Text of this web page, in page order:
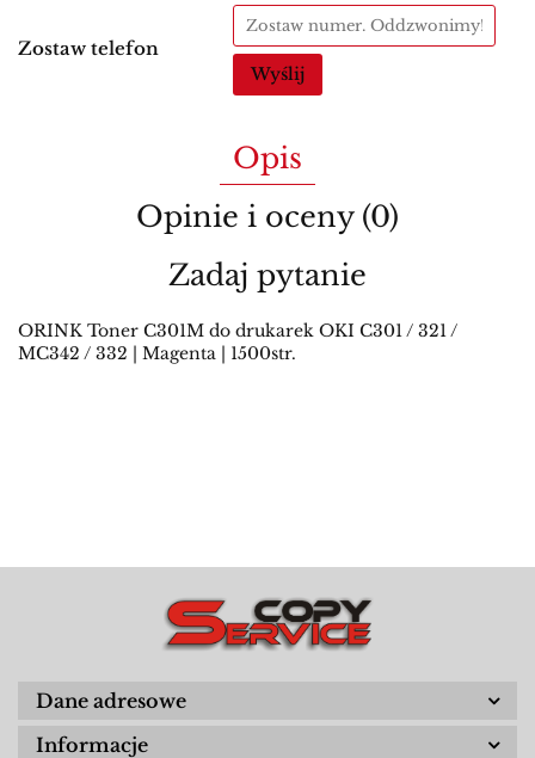
Zostaw telefon
Wyślij
Opis
Opinie i oceny (0)
Zadaj pytanie
ORINK Toner C301M do drukarek OKI C301 / 321 /
MC342 / 332 | Magenta | 1500str.
Dane adresowe
Informacje